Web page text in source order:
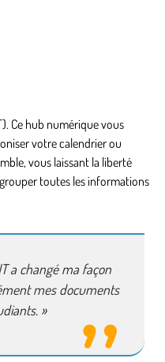
Ce hub numérique vous
votre calendrier ou
vous laissant la liberté
toutes les informations
a changé ma façon
mes documents
»